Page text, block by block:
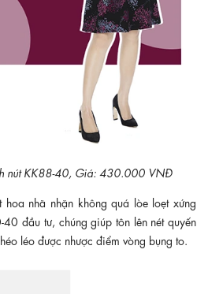
nút KK88-40, Giá: 430.000 VNĐ
nhã nhặn không quá lòe loẹt xứng
đầu tư, chúng giúp tôn lên nét quyến
léo được nhược điểm vòng bụng to.